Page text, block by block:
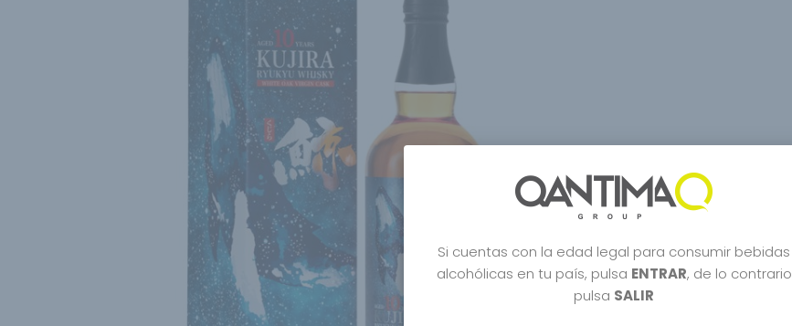
Si cuentas con la edad legal para consumir bebidas
alcohólicas en tu país, pulsa ENTRAR, de lo contrario
pulsa SALIR